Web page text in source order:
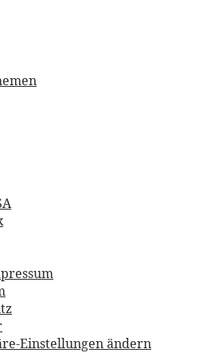
Einstellungen ändern